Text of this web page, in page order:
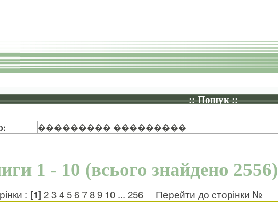
:: Пошук ::
��������� ���������
1 - 10 (всього знайдено 2556)
: [1] 2 3 4 5 6 7 8 9 10... 256 Перейти до сторінки №